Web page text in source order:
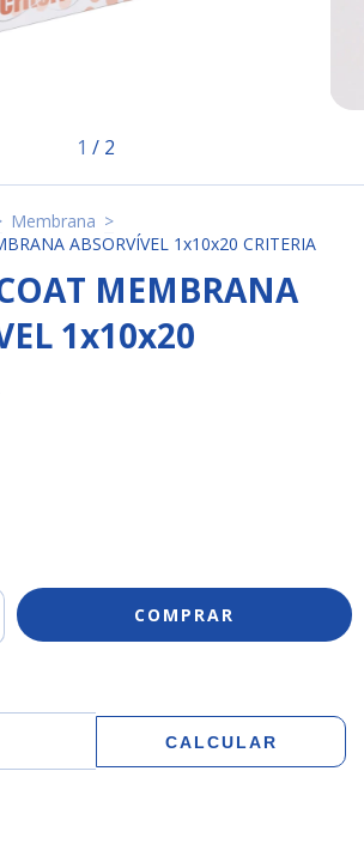
1 / 2
Membrana >
ABSORVÍVEL 1x10x20 CRITERIA
MEMBRANA
1x10x20
CALCULAR